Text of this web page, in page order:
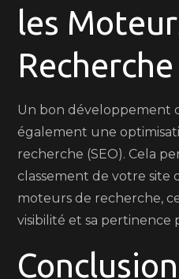
les
Recherche
Un bon développement
également une
recherche (SEO). Cela
classement de votre site
moteurs de recherche,
visibilité et sa pertinence
Conclusion